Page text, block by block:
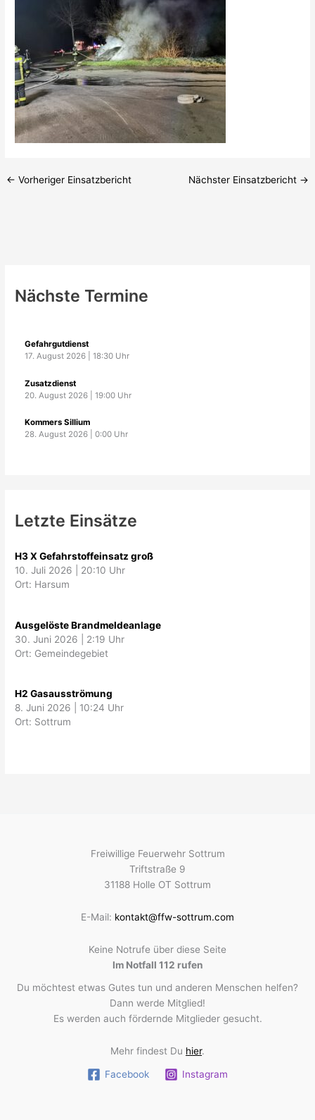
← Vorheriger Einsatzbericht Nächster Einsatzbericht →
Nächste Termine
Gefahrgutdienst
17. August 2026 |18:30 Uhr
Zusatzdienst
20. August 2026 |19:00 Uhr
Kommers Sillium
28. August 2026 |0:00 Uhr
Letzte Einsätze
H3 X Gefahrstoffeinsatz groß
10. Juli 2026
20:10 Uhr
Ort: Harsum
Ausgelöste Brandmeldeanlage
30. Juni 2026
2:19 Uhr
Ort: Gemeindegebiet
H2 Gasausströmung
8. Juni 2026
10:24 Uhr
Ort: Sottrum
Freiwillige Feuerwehr Sottrum
Triftstraße 9
31188 Holle OT Sottrum
E-Mail: kontakt@ffw-sottrum.com
Keine Notrufe über diese Seite
Im Notfall 112 rufen
Du möchtest etwas Gutes tun und anderen Menschen helfen?
Dann werde Mitglied!
Es werden auch fördernde Mitglieder gesucht.
Mehr findest Du hier.
Facebook Instagram